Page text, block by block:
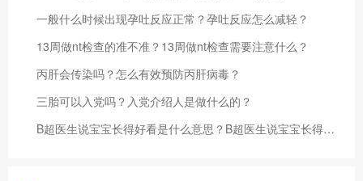
一般什么时候出现孕吐反应正常？孕吐反应怎么减轻？
13周做nt检查的准不准？13周做nt检查需要注意什么？
丙肝会传染吗？怎么有效预防丙肝病毒？
三胎可以入党吗？入党介绍人是做什么的？
B超医生说宝宝长得好看是什么意思？B超医生说宝宝长得好看注意什么？